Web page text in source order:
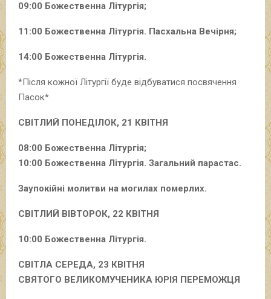
09:00 Божественна Літургія;
11:00 Божественна Літургія. Пасхальна Вечірня;
14:00 Божественна Літургія.
*Після кожної Літургії буде відбуватися посвячення
Пасок*
СВІТЛИЙ ПОНЕДІЛОК, 21 КВІТНЯ
08:00 Божественна Літургія;
10:00 Божественна Літургія. Загальний парастас.
Заупокійні молитви на могилах померлих.
СВІТЛИЙ ВІВТОРОК, 22 КВІТНЯ
10:00 Божественна Літургія.
СВІТЛА СЕРЕДА, 23 КВІТНЯ
СВЯТОГО ВЕЛИКОМУЧЕНИКА ЮРІЯ ПЕРЕМОЖЦЯ